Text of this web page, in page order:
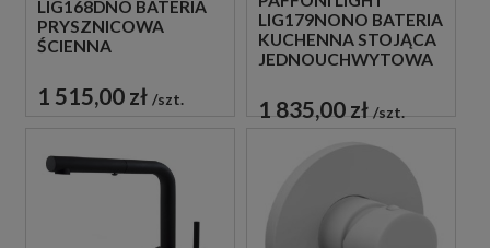
LIG168DNO BATERIA
PRYSZNICOWA
ŚCIENNA
CZARNA
1 515,00 zł szt.
LIG179NONO BATERIA
KUCHENNA STOJĄCA
JEDNOUCHWYTOWA
1 835,00 zł szt.